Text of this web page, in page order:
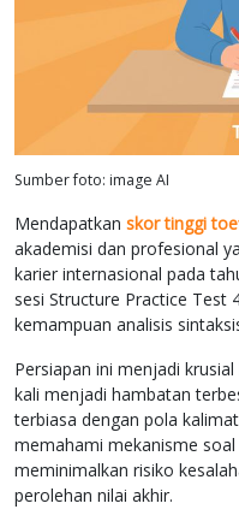
Sumber foto: image AI
Mendapatkan skor tinggi
akademisi dan profesional
karier internasional pada
sesi Structure Practice Test
kemampuan analisis
Persiapan ini menjadi
kali menjadi hambatan
terbiasa dengan pola
memahami mekanisme
meminimalkan risiko
perolehan nilai akhir.